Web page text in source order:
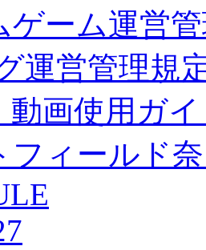
ゲーム運営
運営管理規
動画使用ガ
フィールド